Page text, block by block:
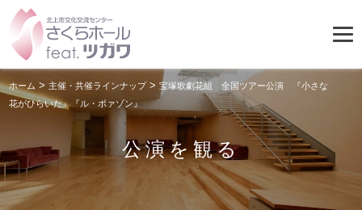
公演を観る
ホーム >主催・共催ラインナップ>宝塚歌劇花組 全国ツアー公演 『小さな
花がひらいた』『ル・ポァゾン』